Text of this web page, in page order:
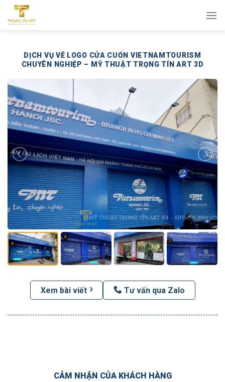
qua
DỊCH VỤ VẼ LOGO CỬA CUỐN VIETNAMTOURISM
CHUYÊN NGHIỆP – MỸ THUẬT TRỌNG TÍN ART 3D
Xem bài viết Tư vấn qua Zalo
CẢM NHẬN CỦA KHÁCH HÀNG